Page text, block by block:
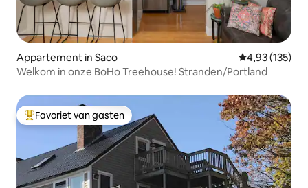
Appartement in Saco Gemiddelde
4,93 (135)
Welkom in onze BoHo Treehouse! Stranden/Portland
Topfavoriet van gasten
Favoriet van gasten